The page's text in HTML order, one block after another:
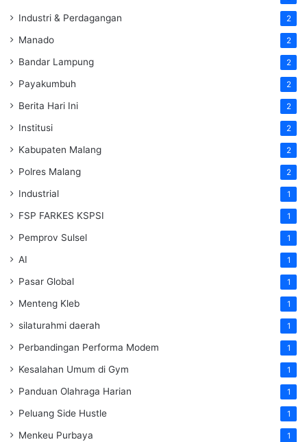
Industri & Perdagangan 2
Manado 2
Bandar Lampung 2
Payakumbuh 2
Berita Hari Ini 2
Institusi 2
Kabupaten Malang 2
Polres Malang 2
Industrial 1
FSP FARKES KSPSI 1
Pemprov Sulsel 1
AI 1
Pasar Global 1
Menteng Kleb 1
silaturahmi daerah 1
Perbandingan Performa Modem 1
Kesalahan Umum di Gym 1
Panduan Olahraga Harian 1
Peluang Side Hustle 1
Menkeu Purbaya 1